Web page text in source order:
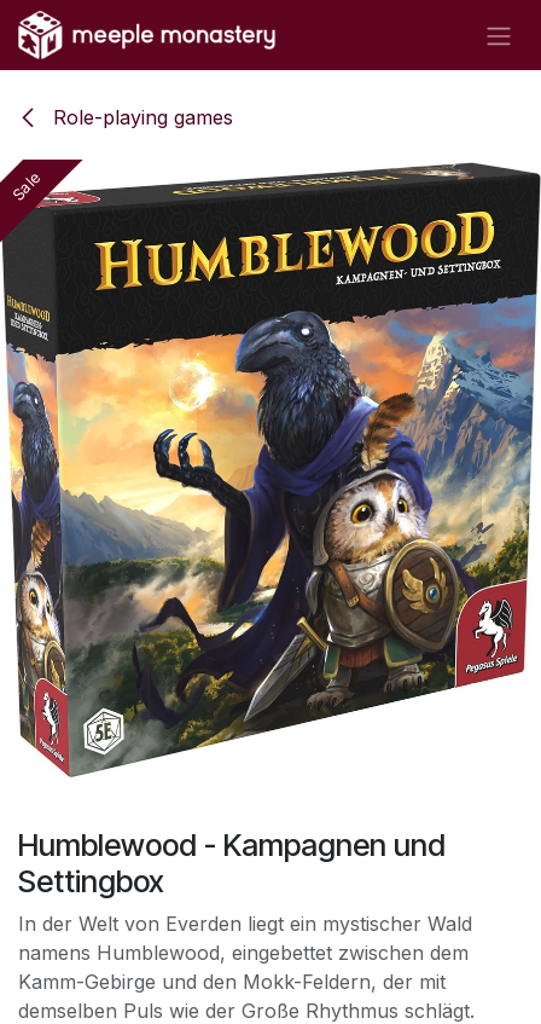
Skip to Content
Role-playing games
Sale
Humblewood - Kampagnen und
Settingbox
In der Welt von Everden liegt ein mystischer Wald
namens Humblewood, eingebettet zwischen dem
Kamm-Gebirge und den Mokk-Feldern, der mit
demselben Puls wie der Große Rhythmus schlägt.